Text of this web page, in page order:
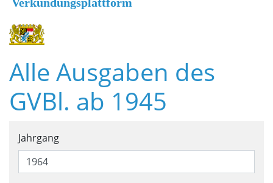
Alle Ausgaben des
GVBl. ab 1945
Suchformular für alle
Jahrgang